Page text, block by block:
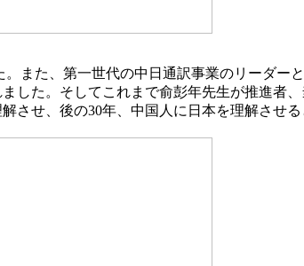
また、第一世代の中日通訳事業のリーダー
した。そしてこれまで俞彭年先生が推進者
せ、後の30年、中国人に日本を理解させ